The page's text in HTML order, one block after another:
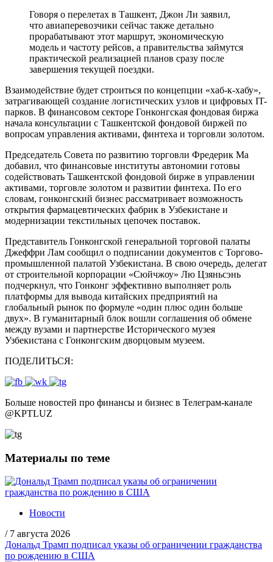
Говоря о перелетах в Ташкент, Джон Ли заявил,
что авиаперевозчики сейчас также детально
прорабатывают этот маршрут, экономическую
модель и частоту рейсов, а правительства займутся
практической реализацией планов сразу после
завершения текущей поездки.
Взаимодействие будет строиться по концепции «хаб-к-хабу»,
затрагивающей создание логистических узлов и цифровых IT-
парков. В финансовом секторе Гонконгская фондовая биржа
начала консультации с Ташкентской фондовой биржей по
вопросам управления активами, финтеха и торговли золотом.
Председатель Совета по развитию торговли Фредерик Ма
добавил, что финансовые институты автономии готовы
содействовать Ташкентской фондовой бирже в управлении
активами, торговле золотом и развитии финтеха. По его
словам, гонконгский бизнес рассматривает возможность
открытия фармацевтических фабрик в Узбекистане и
модернизации текстильных цепочек поставок.
Представитель Гонконгской генеральной торговой палаты
Джеффри Лам сообщил о подписании документов с Торгово-
промышленной палатой Узбекистана. В свою очередь, делегат
от строительной корпорации «Сюйчжоу» Лю Цзяньсэнь
подчеркнул, что Гонконг эффективно выполняет роль
платформы для вывода китайских предприятий на
глобальный рынок по формуле «один плюс один больше
двух». В гуманитарный блок вошли соглашения об обмене
между вузами и партнерстве Исторического музея
Узбекистана с Гонконгским дворцовым музеем.
ПОДЕЛИТЬСЯ:
Больше новостей про финансы и бизнес в Телеграм-канале
@KPTLUZ
Материалы по теме
Новости
/ 7 августа 2026
Дональд Трамп подписал указы об ограничении гражданства
по рождению в США